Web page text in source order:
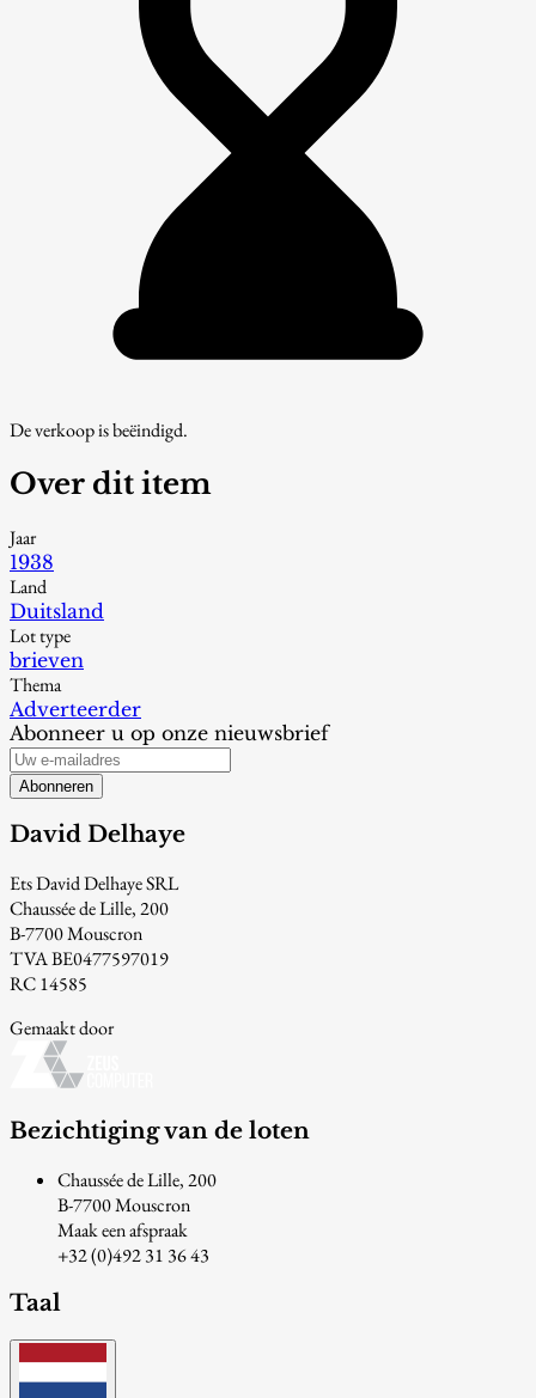
De verkoop is beëindigd.
Over dit item
Jaar
1938
Land
Duitsland
Lot type
brieven
Thema
Adverteerder
Abonneer u op onze nieuwsbrief
Abonneren
David Delhaye
Ets David Delhaye SRL
Chaussée de Lille, 200
B-7700 Mouscron
TVA BE0477597019
RC 14585
Gemaakt door
Bezichtiging van de loten
Chaussée de Lille, 200
B-7700 Mouscron
Maak een afspraak
+32 (0)492 31 36 43
Taal